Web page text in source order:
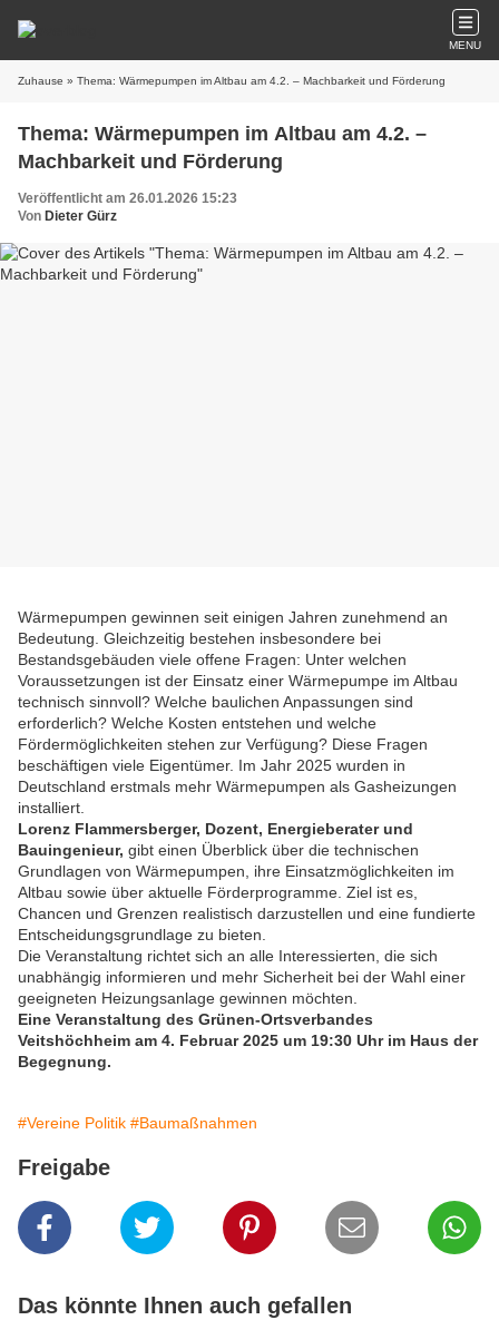
MENU
Zuhause » Thema: Wärmepumpen im Altbau am 4.2. – Machbarkeit und Förderung
Thema: Wärmepumpen im Altbau am 4.2. –
Machbarkeit und Förderung
Veröffentlicht am 26.01.2026 15:23
Von Dieter Gürz
Wärmepumpen gewinnen seit einigen Jahren zunehmend an
Bedeutung. Gleichzeitig bestehen insbesondere bei
Bestandsgebäuden viele offene Fragen: Unter welchen
Voraussetzungen ist der Einsatz einer Wärmepumpe im Altbau
technisch sinnvoll? Welche baulichen Anpassungen sind
erforderlich? Welche Kosten entstehen und welche
Fördermöglichkeiten stehen zur Verfügung? Diese Fragen
beschäftigen viele Eigentümer. Im Jahr 2025 wurden in
Deutschland erstmals mehr Wärmepumpen als Gasheizungen
installiert.
Lorenz Flammersberger, Dozent, Energieberater und
Bauingenieur, gibt einen Überblick über die technischen
Grundlagen von Wärmepumpen, ihre Einsatzmöglichkeiten im
Altbau sowie über aktuelle Förderprogramme. Ziel ist es,
Chancen und Grenzen realistisch darzustellen und eine fundierte
Entscheidungsgrundlage zu bieten.
Die Veranstaltung richtet sich an alle Interessierten, die sich
unabhängig informieren und mehr Sicherheit bei der Wahl einer
geeigneten Heizungsanlage gewinnen möchten.
Eine Veranstaltung des Grünen-Ortsverbandes
Veitshöchheim am 4. Februar 2025 um 19:30 Uhr im Haus der
Begegnung.
#Vereine Politik #Baumaßnahmen
Freigabe
Das könnte Ihnen auch gefallen